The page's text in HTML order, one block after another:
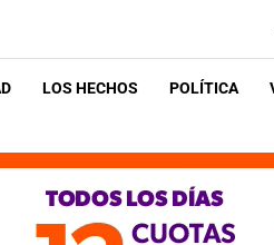
LOS HECHOS POLÍTICA